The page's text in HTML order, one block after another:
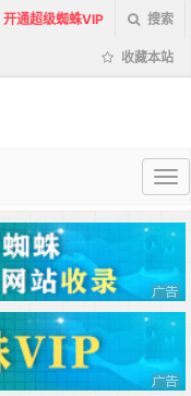
开通超级蜘蛛VIP 搜索
收藏本站
超
蜘
蛛
池